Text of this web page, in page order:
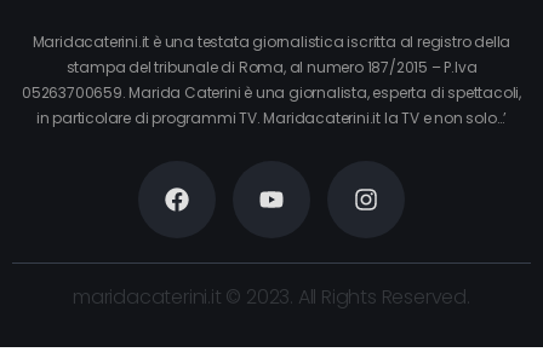
Maridacaterini.it è una testata giornalistica iscritta al registro della
stampa del tribunale di Roma, al numero 187/2015 – P.Iva
05263700659. Marida Caterini è una giornalista, esperta di spettacoli,
in particolare di programmi TV. Maridacaterini.it la TV e non solo…’
maridacaterini.it © 2023. All Rights Reserved.